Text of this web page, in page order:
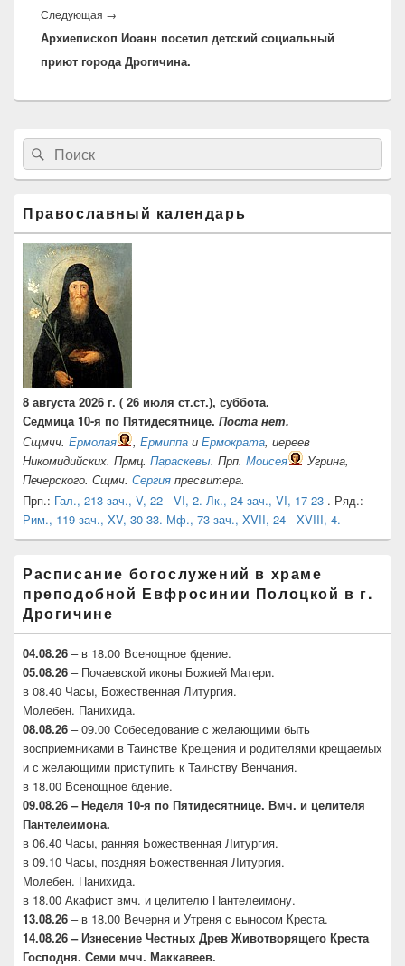
Следующая →
запись:
Архиепископ Иоанн посетил детский социальный
приют города Дрогичина.
Область
основной
боковой
панели
Найти:Поиск
Православный календарь
8 августа 2026 г. ( 26 июля ст.ст.), суббота.
Седмица 10-я по Пятидесятнице. Поста нет.
Сщмчч. Ермолая , Ермиппа и Ермократа, иереев
Никомидийских. Прмц. Параскевы. Прп. Моисея
Угрина,
Печерского. Сщмч. Сергия пресвитера.
Прп.: Гал., 213 зач., V, 22 - VI, 2. Лк., 24 зач., VI, 17-23 . Ряд.:
Рим., 119 зач., XV, 30-33. Мф., 73 зач., XVII, 24 - XVIII, 4.
Расписание богослужений в храме
преподобной Евфросинии Полоцкой в г.
Дрогичине
04.08.26 – в 18.00 Всенощное бдение.
05.08.26 – Почаевской иконы Божией Матери.
в 08.40 Часы, Божественная Литургия.
Молебен. Панихида.
08.08.26 – 09.00 Собеседование с желающими быть
восприемниками в Таинстве Крещения и родителями крещаемых
и с желающими приступить к Таинству Венчания.
в 18.00 Всенощное бдение.
09.08.26 – Неделя 10-я по Пятидесятнице. Вмч. и целителя
Пантелеимона.
в 06.40 Часы, ранняя Божественная Литургия.
в 09.10 Часы, поздняя Божественная Литургия.
Молебен. Панихида.
в 18.00 Акафист вмч. и целителю Пантелеимону.
13.08.26 – в 18.00 Вечерня и Утреня с выносом Креста.
14.08.26 – Изнесение Честных Древ Животворящего Креста
Господня. Семи мчч. Маккавеев.